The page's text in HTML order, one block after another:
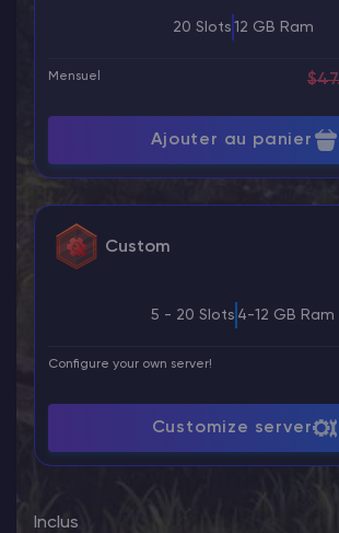
20 Slots 12 GB Ram
Mensuel
Ajouter au panier
Custom
5 - 20 Slots 4-12 GB Ram
Configure your own server!
Customize server
Inclus